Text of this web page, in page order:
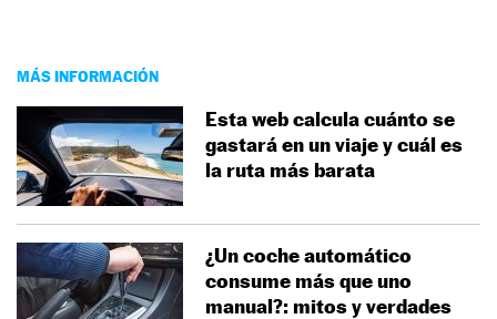
MÁS INFORMACIÓN
Esta web calcula cuánto se
gastará en un viaje y cuál es
la ruta más barata
¿Un coche automático
consume más que uno
manual?: mitos y verdades